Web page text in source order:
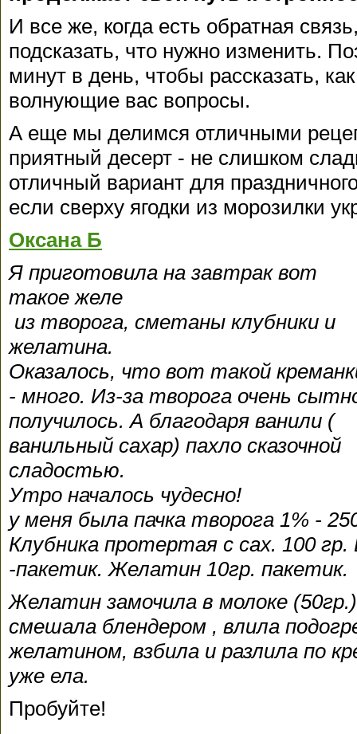
И все же, когда есть обратная
подсказать, что нужно изменить.
минут в день, чтобы рассказать,
волнующие вас вопросы.
А еще мы делимся отличными
приятный десерт - не слишком
отличный вариант для
если сверху ягодки из морозилки
Оксана Б
Я приготовила на завтрак вот
такое желе
из творога, сметаны клубники и
желатина.
Оказалось, что вот такой
- много. Из-за творога очень
получилось. А благодаря ванили (
ванильный сахар) пахло сказочной
сладостью.
Утро началось чудесно!
у меня была пачка творога 1% -
Клубника протертая с сах. 100 гр.
-пакетик. Желатин 10гр. пакетик.
Желатин замочила в молоке
смешала блендером , влила
желатином, взбила и разлила по
уже ела.
Пробуйте!